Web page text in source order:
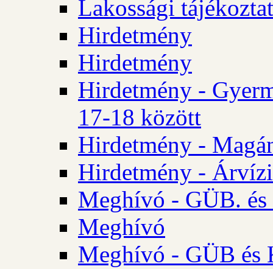
Lakossági
Hirdetmény
Hirdetmény
Hirdetmény -
17-18 között
Hirdetmény -
Hirdetmény -
Meghívó - GÜB.
Meghívó
Meghívó - GÜB és